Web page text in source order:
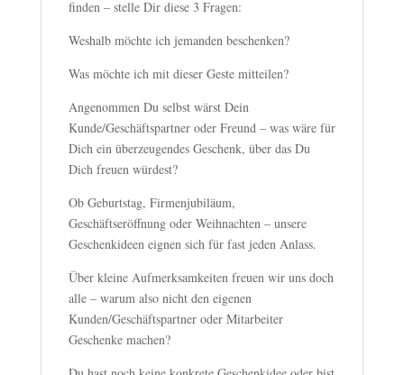
finden – stelle Dir diese 3 Fragen:
Weshalb möchte ich jemanden beschenken?
Was möchte ich mit dieser Geste mitteilen?
Angenommen Du selbst wärst Dein
Kunde/Geschäftspartner oder Freund – was wäre für
Dich ein überzeugendes Geschenk, über das Du
Dich freuen würdest?
Ob Geburtstag, Firmenjubiläum,
Geschäftseröffnung oder Weihnachten – unsere
Geschenkideen eignen sich für fast jeden Anlass.
Über kleine Aufmerksamkeiten freuen wir uns doch
alle – warum also nicht den eigenen
Kunden/Geschäftspartner oder Mitarbeiter
Geschenke machen?